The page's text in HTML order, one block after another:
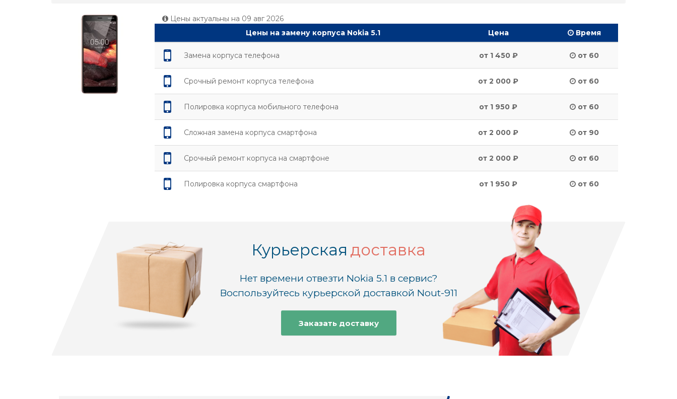
Цены актуальны на 09 авг 2026
Цены на замену корпуса Nokia 5.1
Цена Время
Замена корпуса телефона от 1 450 ₽ от 60
Срочный ремонт корпуса телефона от 2 000 ₽ от 60
Полировка корпуса мобильного телефона от 1 950 ₽ от 60
Сложная замена корпуса смартфона от 2 000 ₽ от 90
Срочный ремонт корпуса на смартфоне от 2 000 ₽ от 60
Полировка корпуса смартфона от 1 950 ₽ от 60
Курьерская доставка
Нет времени отвезти Nokia 5.1 в сервис?
Воспользуйтесь курьерской доставкой Nout-911
Заказать доставку